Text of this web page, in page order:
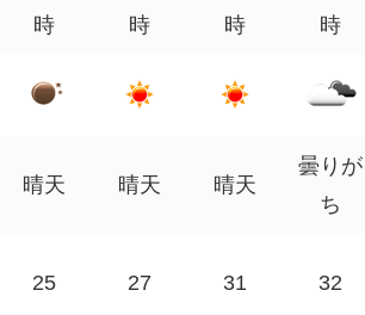
時
時
時
時
晴天 晴天 晴天
曇りが
ち
25 27 31 32